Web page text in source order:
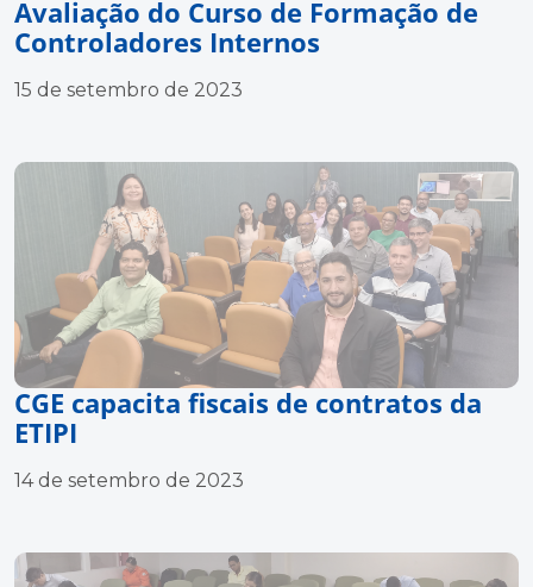
Avaliação do Curso de Formação de
Controladores Internos
15 de setembro de 2023
CGE capacita fiscais de contratos da
ETIPI
14 de setembro de 2023